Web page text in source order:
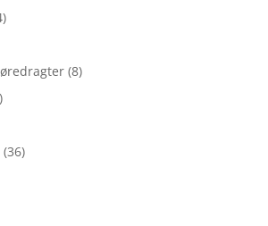
(8)
(36)